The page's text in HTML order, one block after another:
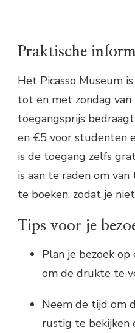
Praktische
Het Picasso Museum
tot en met zondag
toegangsprijs
en €5 voor studenten
is de toegang zelfs
is aan te raden om
te boeken, zodat je
Tips voor je
Plan je bezoek
om de drukte te
Neem de tijd om
rustig te bekijken